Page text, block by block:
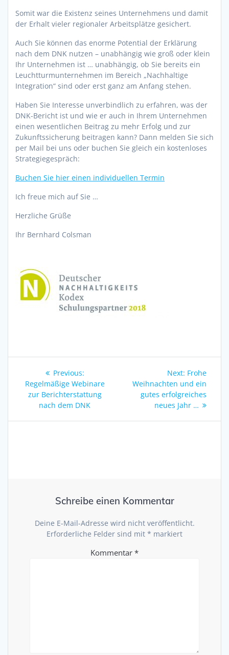
Somit war die Existenz seines Unternehmens und damit
der Erhalt vieler regionaler Arbeitsplätze gesichert.
Auch Sie können das enorme Potential der Erklärung
nach dem DNK nutzen – unabhängig wie groß oder klein
Ihr Unternehmen ist … unabhängig, ob Sie bereits ein
Leuchtturmunternehmen im Bereich „Nachhaltige
Integration“ sind oder erst ganz am Anfang stehen.
Haben Sie Interesse unverbindlich zu erfahren, was der
DNK-Bericht ist und wie er auch in Ihrem Unternehmen
einen wesentlichen Beitrag zu mehr Erfolg und zur
Zukunftssicherung beitragen kann? Dann melden Sie sich
per Mail bei uns oder buchen Sie gleich ein kostenloses
Strategiegespräch:
Buchen Sie hier einen individuellen Termin
Ich freue mich auf Sie …
Herzliche Grüße
Ihr Bernhard Colsman
Beitragsnavigation
Previous:Previous
post:
Regelmäßige Webinare
zur Berichterstattung
nach dem DNK
Next: Next
post:
Frohe
Weihnachten und ein
gutes erfolgreiches
neues Jahr …
Schreibe einen Kommentar
Deine E-Mail-Adresse wird nicht veröffentlicht.
Erforderliche Felder sind mit * markiert
Kommentar *